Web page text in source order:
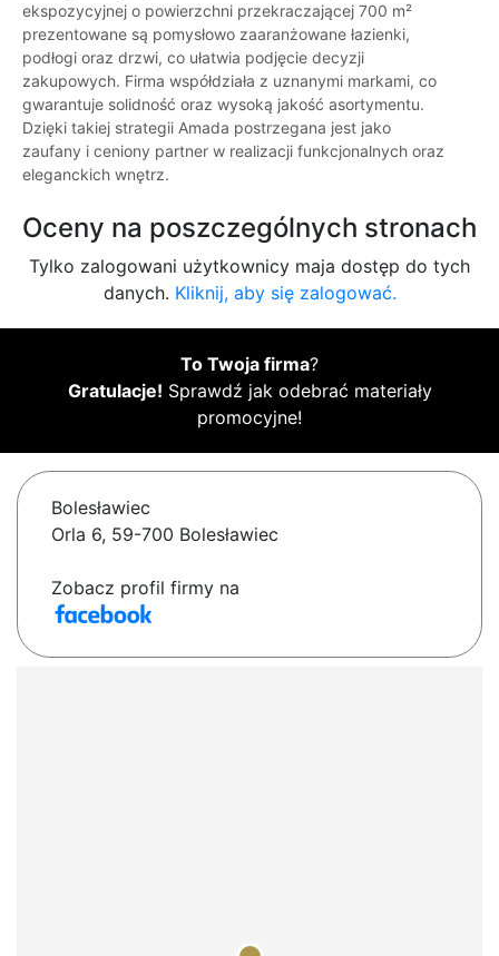
ekspozycyjnej o powierzchni przekraczającej 700 m²
prezentowane są pomysłowo zaaranżowane łazienki,
podłogi oraz drzwi, co ułatwia podjęcie decyzji
zakupowych. Firma współdziała z uznanymi markami, co
gwarantuje solidność oraz wysoką jakość asortymentu.
Dzięki takiej strategii Amada postrzegana jest jako
zaufany i ceniony partner w realizacji funkcjonalnych oraz
eleganckich wnętrz.
Oceny na poszczególnych stronach
Tylko zalogowani użytkownicy maja dostęp do tych
danych. Kliknij, aby się zalogować.
To Twoja firma?
Gratulacje! Sprawdź jak odebrać materiały
promocyjne!
Bolesławiec
Orla 6, 59-700 Bolesławiec
Zobacz profil firmy na